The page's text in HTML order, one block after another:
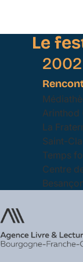
Le
2002
Arinthod
La
Saint-
Temps
Centre